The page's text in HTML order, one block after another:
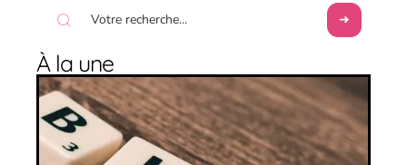
À la une